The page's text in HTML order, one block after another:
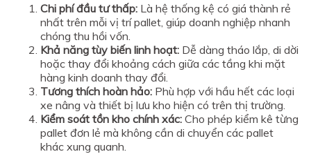
Chi phí đầu tư thấp: Là hệ thống kệ có giá thành rẻ
nhất trên mỗi vị trí pallet, giúp doanh nghiệp nhanh
chóng thu hồi vốn.
Khả năng tùy biến linh hoạt: Dễ dàng tháo lắp, di dời
hoặc thay đổi khoảng cách giữa các tầng khi mặt
hàng kinh doanh thay đổi.
Tương thích hoàn hảo: Phù hợp với hầu hết các loại
xe nâng và thiết bị lưu kho hiện có trên thị trường.
Kiểm soát tồn kho chính xác: Cho phép kiểm kê từng
pallet đơn lẻ mà không cần di chuyển các pallet
khác xung quanh.